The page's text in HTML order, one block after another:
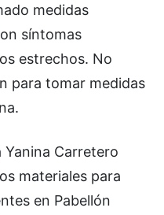
medidas
síntomas
estrechos. No
para tomar medidas
Carretero
materiales para
en Pabellón